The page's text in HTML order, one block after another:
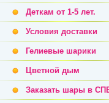
Деткам от 1-5 лет.
Условия доставки
Гелиевые шарики
Цветной дым
Заказать шары в